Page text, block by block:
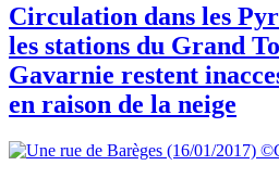
Circulation dans les
les stations du Grand
Gavarnie restent
en raison de la neige